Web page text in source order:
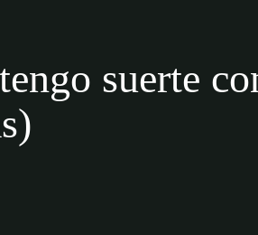
suerte